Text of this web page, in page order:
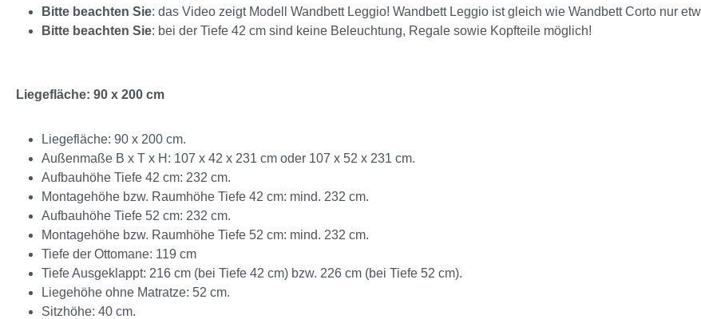
Bitte beachten Sie: das Video zeigt Modell Wandbett Leggio! Wandbett Leggio ist gleich wie Wandbett Corto nur
Bitte beachten Sie: bei der Tiefe 42 cm sind keine Beleuchtung, Regale sowie Kopfteile möglich!
Liegefläche: 90 x 200 cm
Liegefläche: 90 x 200 cm.
Außenmaße B x T x H: 107 x 42 x 231 cm oder 107 x 52 x 231 cm.
Aufbauhöhe Tiefe 42 cm: 232 cm.
Montagehöhe bzw. Raumhöhe Tiefe 42 cm: mind. 232 cm.
Aufbauhöhe Tiefe 52 cm: 232 cm.
Montagehöhe bzw. Raumhöhe Tiefe 52 cm: mind. 232 cm.
Tiefe der Ottomane: 119 cm
Tiefe Ausgeklappt: 216 cm (bei Tiefe 42 cm) bzw. 226 cm (bei Tiefe 52 cm).
Liegehöhe ohne Matratze: 52 cm.
Sitzhöhe: 40 cm.